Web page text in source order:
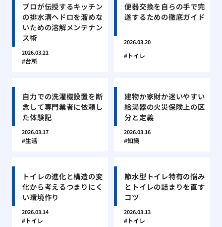
プロが伝授するキッチン
の排水溝ヘドロを溜めな
いための溶解メンテナン
ス術
2026.03.21
台所
便器交換を自らの手で完
遂するための徹底ガイド
2026.03.20
トイレ
自力での洗濯機設置を断
念して専門業者に依頼し
た体験記
2026.03.17
生活
建物か家財か迷いやすい
給湯器の火災保険上の区
分と定義
2026.03.16
知識
トイレの進化と構造の変
化から考えるつまりにく
い環境作り
2026.03.14
トイレ
節水型トイレ特有の悩み
とトイレの詰まりを直す
コツ
2026.03.13
トイレ